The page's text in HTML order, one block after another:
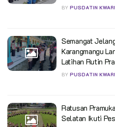
BY PUSDATIN
Semangat
Karangmangu
Latihan Rutin
BY PUSDATIN
Ratusan
Selatan Ikuti